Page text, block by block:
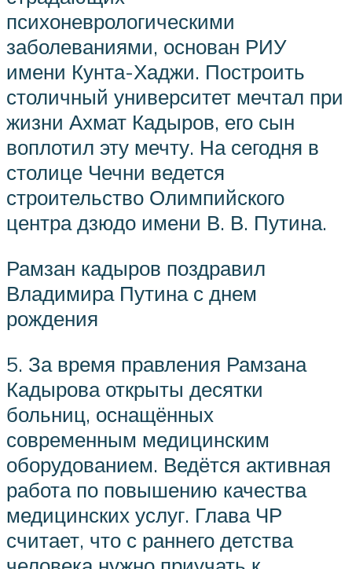
психоневрологическими
заболеваниями, основан РИУ
имени Кунта-Хаджи. Построить
столичный университет мечтал при
жизни Ахмат Кадыров, его сын
воплотил эту мечту. На сегодня в
столице Чечни ведется
строительство Олимпийского
центра дзюдо имени В. В. Путина.
Рамзан кадыров поздравил
Владимира Путина с днем
рождения
5. За время правления Рамзана
Кадырова открыты десятки
больниц, оснащённых
современным медицинским
оборудованием. Ведётся активная
работа по повышению качества
медицинских услуг. Глава ЧР
считает, что с раннего детства